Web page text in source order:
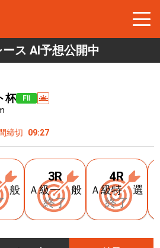
ス AI予想公開中
杯 FⅡ
締切 09:27
般
3R
Ａ級一 般
終了
4R
Ａ級特 選
終了